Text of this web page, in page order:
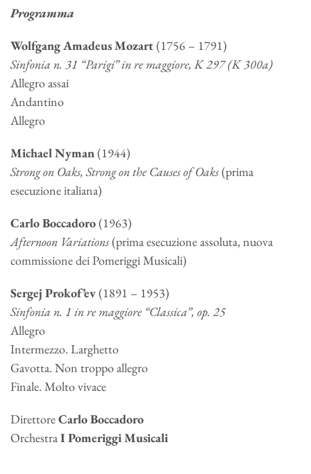
Programma
Wolfgang Amadeus Mozart(1756 – 1791)
Sinfonia n. 31 “Parigi” in re maggiore, K 297 (K 300a)
Allegro assai
Andantino
Allegro
Michael Nyman(1944)
Strong on Oaks, Strong on the Causes of Oaks(prima
esecuzione italiana)
Carlo Boccadoro(1963)
Afternoon Variations(prima esecuzione assoluta, nuova
commissione dei Pomeriggi Musicali)
Sergej Prokof’ev(1891 – 1953)
Sinfonia n. 1 in re maggiore “Classica”, op. 25
Allegro
Intermezzo. Larghetto
Gavotta. Non troppo allegro
Finale. Molto vivace
DirettoreCarlo Boccadoro
OrchestraI Pomeriggi Musicali